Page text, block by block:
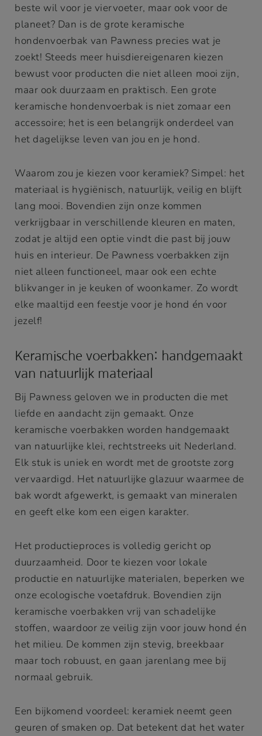
beste wil voor je viervoeter, maar ook voor de
planeet? Dan is de grote keramische
hondenvoerbak van Pawness precies wat je
zoekt! Steeds meer huisdiereigenaren kiezen
bewust voor producten die niet alleen mooi zijn,
maar ook duurzaam en praktisch. Een grote
keramische hondenvoerbak is niet zomaar een
accessoire; het is een belangrijk onderdeel van
het dagelijkse leven van jou en je hond.
Waarom zou je kiezen voor keramiek? Simpel: het
materiaal is hygiënisch, natuurlijk, veilig en blijft
lang mooi. Bovendien zijn onze kommen
verkrijgbaar in verschillende kleuren en maten,
zodat je altijd een optie vindt die past bij jouw
huis en interieur. De Pawness voerbakken zijn
niet alleen functioneel, maar ook een echte
blikvanger in je keuken of woonkamer. Zo wordt
elke maaltijd een feestje voor je hond én voor
jezelf!
Keramische voerbakken: handgemaakt
van natuurlijk materiaal
Bij Pawness geloven we in producten die met
liefde en aandacht zijn gemaakt. Onze
keramische voerbakken worden handgemaakt
van natuurlijke klei, rechtstreeks uit Nederland.
Elk stuk is uniek en wordt met de grootste zorg
vervaardigd. Het natuurlijke glazuur waarmee de
bak wordt afgewerkt, is gemaakt van mineralen
en geeft elke kom een eigen karakter.
Het productieproces is volledig gericht op
duurzaamheid. Door te kiezen voor lokale
productie en natuurlijke materialen, beperken we
onze ecologische voetafdruk. Bovendien zijn
keramische voerbakken vrij van schadelijke
stoffen, waardoor ze veilig zijn voor jouw hond én
het milieu. De kommen zijn stevig, breekbaar
maar toch robuust, en gaan jarenlang mee bij
normaal gebruik.
Een bijkomend voordeel: keramiek neemt geen
geuren of smaken op. Dat betekent dat het water